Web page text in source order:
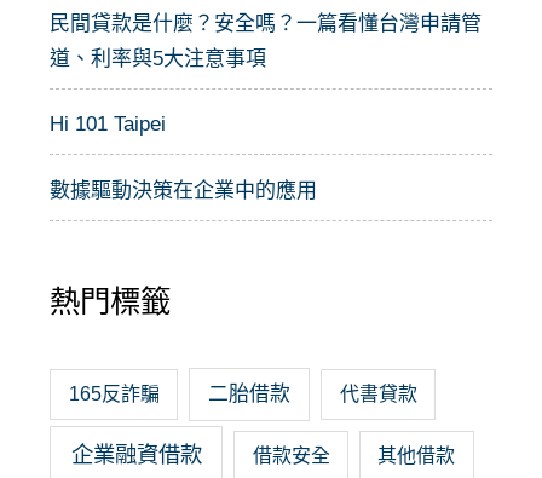
民間貸款是什麼？安全嗎？一篇看懂台灣申請管
道、利率與5大注意事項
Hi 101 Taipei
數據驅動決策在企業中的應用
熱門標籤
165反詐騙 二胎借款 代書貸款
企業融資借款 借款安全 其他借款